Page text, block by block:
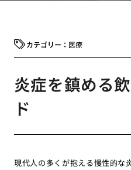
医療
炎症を鎮める
ド
現代人の多くが抱える慢性的な